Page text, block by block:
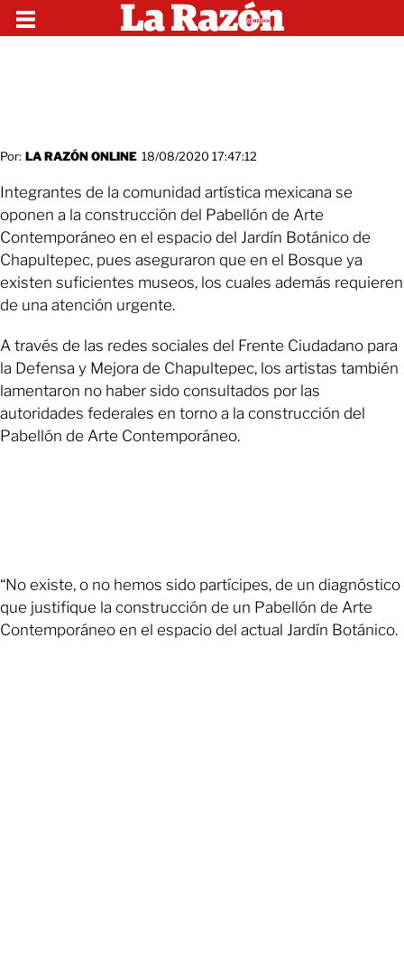
Por: LA RAZÓN ONLINE 18/08/2020 17:47:12
Integrantes de la comunidad artística mexicana se
oponen a la construcción del Pabellón de Arte
Contemporáneo en el espacio del Jardín Botánico de
Chapultepec, pues aseguraron que en el Bosque ya
existen suficientes museos, los cuales además requieren
de una atención urgente.
A través de las redes sociales del Frente Ciudadano para
la Defensa y Mejora de Chapultepec, los artistas también
lamentaron no haber sido consultados por las
autoridades federales en torno a la construcción del
Pabellón de Arte Contemporáneo.
“No existe, o no hemos sido partícipes, de un diagnóstico
que justifique la construcción de un Pabellón de Arte
Contemporáneo en el espacio del actual Jardín Botánico.